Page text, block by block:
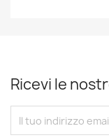
Ricevi le